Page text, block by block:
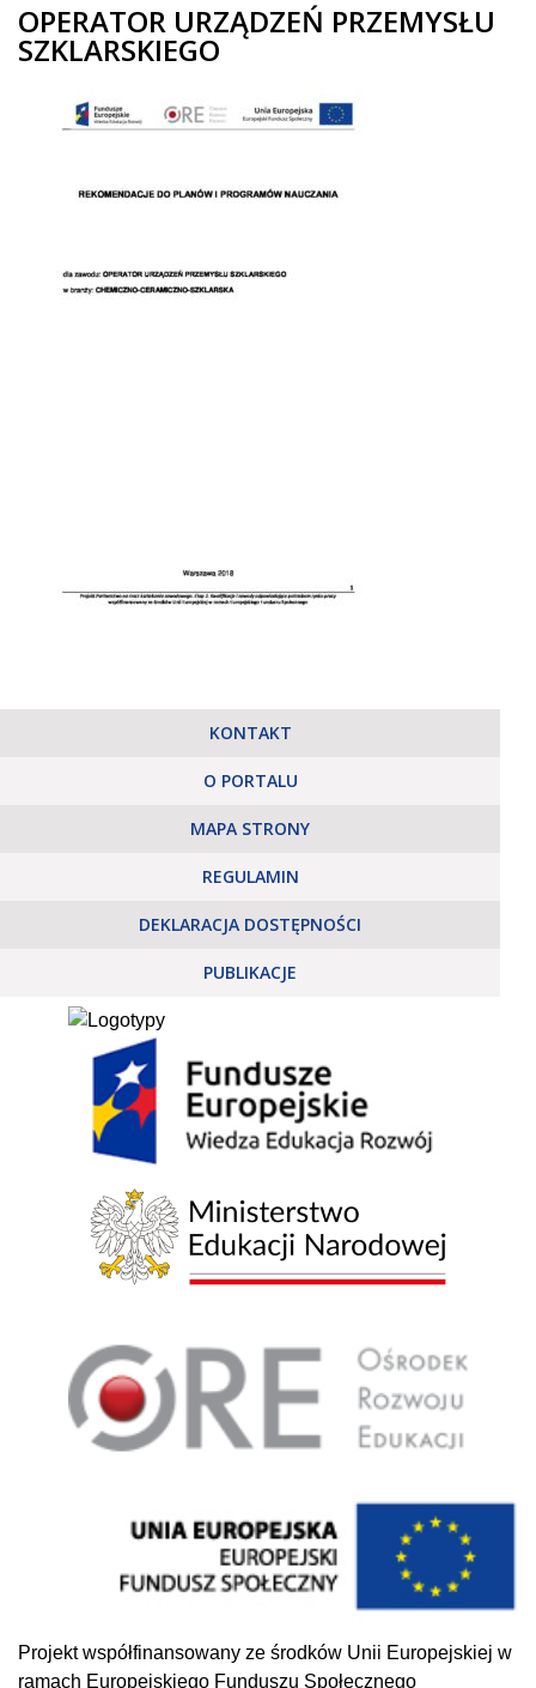
OPERATOR URZĄDZEŃ PRZEMYSŁU
SZKLARSKIEGO
KONTAKT
O PORTALU
MAPA STRONY
REGULAMIN
DEKLARACJA DOSTĘPNOŚCI
PUBLIKACJE
Projekt współfinansowany ze środków Unii Europejskiej w
ramach Europejskiego Funduszu Społecznego